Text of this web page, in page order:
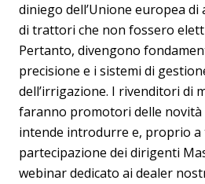
diniego dell’Unione europea di
di trattori che non fossero
Pertanto, divengono
precisione e i sistemi di
dell’irrigazione. I rivenditori di
faranno promotori delle novità
intende introdurre e, proprio a
partecipazione dei dirigenti
webinar dedicato ai dealer